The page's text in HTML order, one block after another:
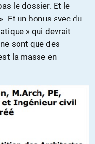
le dossier. Et le
Et un bonus avec du
» qui devrait
sont que des
la masse en